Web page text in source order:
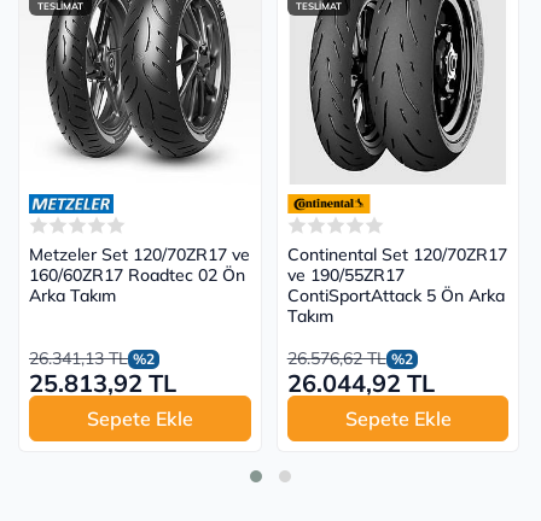
TESLİMAT
Metzeler Set 120/70ZR17 ve
160/60ZR17 Roadtec 02 Ön
Arka Takım
26.341,13 TL %2
25.813,92 TL
Sepete Ekle
TESLİMAT
Continental Set 120/70ZR17
ve 190/55ZR17
ContiSportAttack 5 Ön Arka
Takım
26.576,62 TL %2
26.044,92 TL
Sepete Ekle